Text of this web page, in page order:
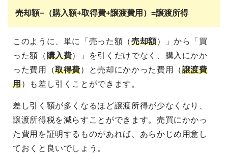
売却額−（購入額+取得費+譲渡費用）=譲渡所得
このように、単に「売った額（売却額）」から「買
った額（購入費）」を引くだけでなく、購入にかか
った費用（取得費）と売却にかかった費用（譲渡費
用）も差し引くことができます。
差し引く額が多くなるほど譲渡所得が少なくなり、
譲渡所得税を減らすことができます。売買にかかっ
た費用を証明するものがあれば、あらかじめ用意し
ておくと良いでしょう。